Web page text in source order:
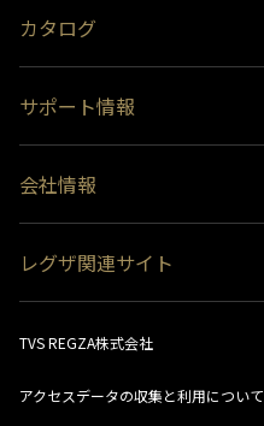
おすすめ番組
カタログ
サポート情報
インフォメーション 一覧
よくあるご質問 (FAQ）
お問い合わせ
生産終了商品一覧
ソフトウェアダウンロード情報
会社情報
会社概要
レグザ関連サイト
レグザ メンバーズ
法人向けサイト
TVS REGZA株式会社
アクセスデータの収集と利用について